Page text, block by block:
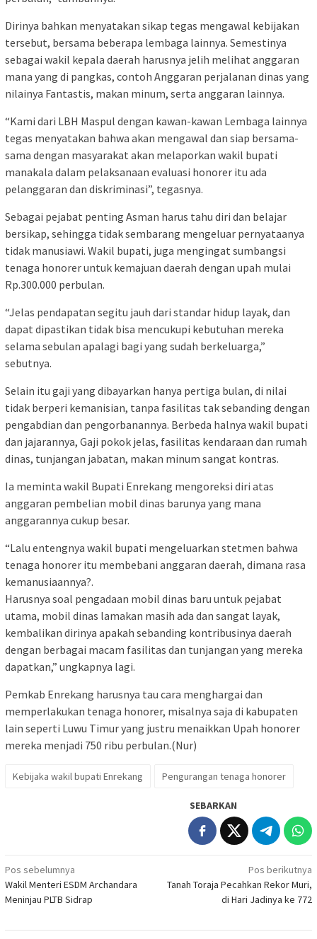
Dirinya bahkan menyatakan sikap tegas mengawal kebijakan
tersebut, bersama beberapa lembaga lainnya. Semestinya
sebagai wakil kepala daerah harusnya jelih melihat anggaran
mana yang di pangkas, contoh Anggaran perjalanan dinas yang
nilainya Fantastis, makan minum, serta anggaran lainnya.
“Kami dari LBH Maspul dengan kawan-kawan Lembaga lainnya
tegas menyatakan bahwa akan mengawal dan siap bersama-
sama dengan masyarakat akan melaporkan wakil bupati
manakala dalam pelaksanaan evaluasi honorer itu ada
pelanggaran dan diskriminasi”, tegasnya.
Sebagai pejabat penting Asman harus tahu diri dan belajar
bersikap, sehingga tidak sembarang mengeluar pernyataanya
tidak manusiawi. Wakil bupati, juga mengingat sumbangsi
tenaga honorer untuk kemajuan daerah dengan upah mulai
Rp.300.000 perbulan.
“Jelas pendapatan segitu jauh dari standar hidup layak, dan
dapat dipastikan tidak bisa mencukupi kebutuhan mereka
selama sebulan apalagi bagi yang sudah berkeluarga,”
sebutnya.
Selain itu gaji yang dibayarkan hanya pertiga bulan, di nilai
tidak berperi kemanisian, tanpa fasilitas tak sebanding dengan
pengabdian dan pengorbanannya. Berbeda halnya wakil bupati
dan jajarannya, Gaji pokok jelas, fasilitas kendaraan dan rumah
dinas, tunjangan jabatan, makan minum sangat kontras.
Ia meminta wakil Bupati Enrekang mengoreksi diri atas
anggaran pembelian mobil dinas barunya yang mana
anggarannya cukup besar.
“Lalu entengnya wakil bupati mengeluarkan stetmen bahwa
tenaga honorer itu membebani anggaran daerah, dimana rasa
kemanusiaannya?.
Harusnya soal pengadaan mobil dinas baru untuk pejabat
utama, mobil dinas lamakan masih ada dan sangat layak,
kembalikan dirinya apakah sebanding kontribusinya daerah
dengan berbagai macam fasilitas dan tunjangan yang mereka
dapatkan,” ungkapnya lagi.
Pemkab Enrekang harusnya tau cara menghargai dan
memperlakukan tenaga honorer, misalnya saja di kabupaten
lain seperti Luwu Timur yang justru menaikkan Upah honorer
mereka menjadi 750 ribu perbulan.(Nur)
Kebijaka wakil bupati Enrekang Pengurangan tenaga honorer
SEBARKAN
Navigasi
pos
Pos sebelumnya
Wakil Menteri ESDM Archandara
Meninjau PLTB Sidrap
Pos berikutnya
Tanah Toraja Pecahkan Rekor Muri,
di Hari Jadinya ke 772